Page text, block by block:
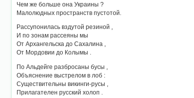
Чем же больше она Украины ?
Малолюдных пространств пустотой.
Рассупонилась вздутой резиной ,
И по зонам рассеяны мы
От Архангельска до Сахалина ,
От Мордовии до Колымы .
По Альдейге разбросаны бусы ,
Объяснение выстрелом в лоб :
Существительны викинги-русы ,
Прилагателен русский холоп .